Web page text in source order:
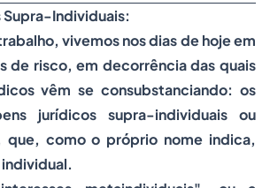
Supra-Individuais:
vivemos nos dias de hoje em
de risco, em decorrência das quais
vêm se consubstanciando: os
jurídicos supra-individuais ou
que, como o próprio nome indica,